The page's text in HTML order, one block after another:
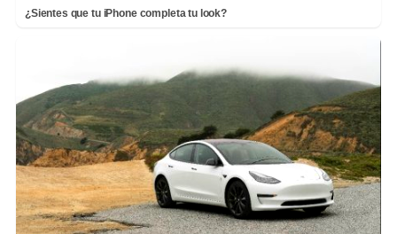
¿Sientes que tu iPhone completa tu look?